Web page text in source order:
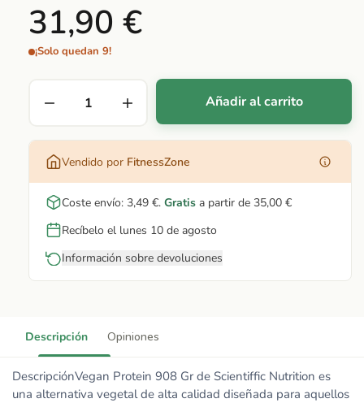
modal
31,90 €
¡Solo quedan 9!
Añadir al carrito
Vendido por FitnessZone
Coste envío: 3,49 €. Gratis a partir de 35,00 €
Recíbelo el lunes 10 de agosto
Información sobre devoluciones
Descripción Opiniones
DescripciónVegan Protein 908 Gr de Scientiffic Nutrition es
una alternativa vegetal de alta calidad diseñada para aquellos